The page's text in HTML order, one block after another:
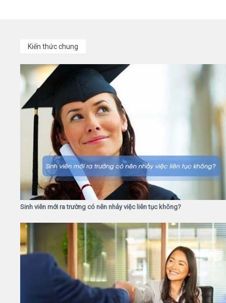
Kiến thức chung
Sinh viên mới ra trường có nên nhảy việc liên tục không?